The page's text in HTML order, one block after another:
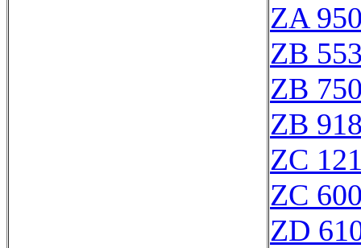
ZA
ZB
ZB
ZB
ZC
ZC
ZD